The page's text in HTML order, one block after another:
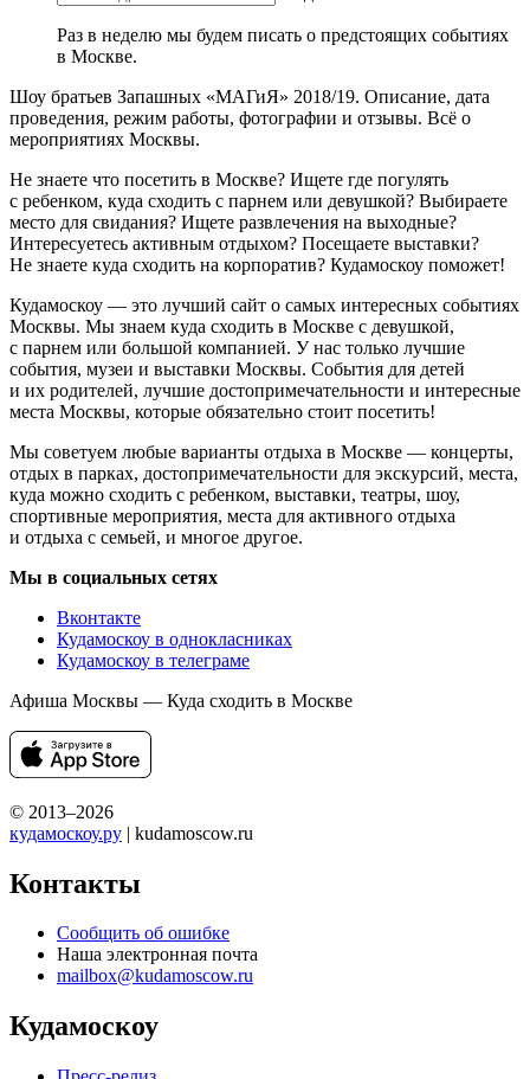
Раз в неделю мы будем писать о предстоящих событиях
в Москве.
Шоу братьев Запашных «МАГиЯ» 2018/19. Описание, дата
проведения, режим работы, фотографии и отзывы. Всё о
мероприятиях Москвы.
Не знаете что посетить в Москве? Ищете где погулять
с ребенком, куда сходить с парнем или девушкой? Выбираете
место для свидания? Ищете развлечения на выходные?
Интересуетесь активным отдыхом? Посещаете выставки?
Не знаете куда сходить на корпоратив? Кудамоскоу поможет!
Кудамоскоу — это лучший сайт о самых интересных событиях
Москвы. Мы знаем куда сходить в Москве с девушкой,
с парнем или большой компанией. У нас только лучшие
события, музеи и выставки Москвы. События для детей
и их родителей, лучшие достопримечательности и интересные
места Москвы, которые обязательно стоит посетить!
Мы советуем любые варианты отдыха в Москве — концерты,
отдых в парках, достопримечательности для экскурсий, места,
куда можно сходить с ребенком, выставки, театры, шоу,
спортивные мероприятия, места для активного отдыха
и отдыха с семьей, и многое другое.
Мы в социальных сетях
Вконтакте
Кудамоскоу в однокласниках
Кудамоскоу в телеграме
Афиша Москвы — Куда сходить в Москве
© 2013–2026
кудамоскоу.ру | kudamoscow.ru
Контакты
Сообщить об ошибке
Наша электронная почта
mailbox@kudamoscow.ru
Кудамоскоу